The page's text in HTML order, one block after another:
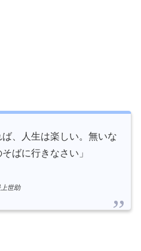
ば、人生は楽しい。無いな
ばに行きなさい」
世助